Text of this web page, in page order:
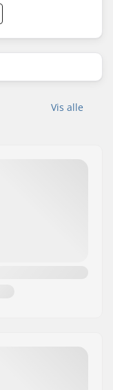
Vis alle